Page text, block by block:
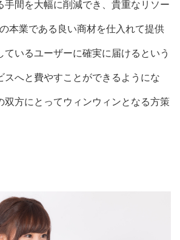
手間を大幅に削減でき、貴重なリソー
本業である良い商材を仕入れて提供
ているユーザーに確実に届けるという
スへと費やすことができるようにな
双方にとってウィンウィンとなる方策